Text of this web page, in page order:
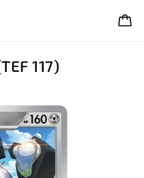
117)